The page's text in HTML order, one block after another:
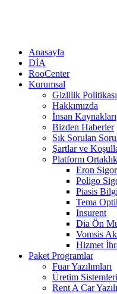
Anasayfa
DİA
RooCenter
Kurumsal
Gizlilik Politikası
Hakkımızda
İnsan Kaynakları
Bizden Haberler
Sık Sorulan
Şartlar ve
Platform
Eron
Poligo
Piasis
Tema
Insurent
Dia Ön
Vomsis
Hizmet
Paket Programlar
Fuar Yazılımları
Üretim Sistemleri
Rent A Car